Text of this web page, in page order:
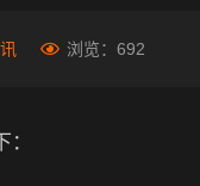
浏览： 692